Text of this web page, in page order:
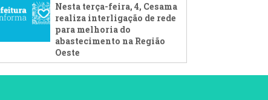
Nesta terça-feira, 4, Cesama
realiza interligação de rede
para melhoria do
abastecimento na Região
Oeste